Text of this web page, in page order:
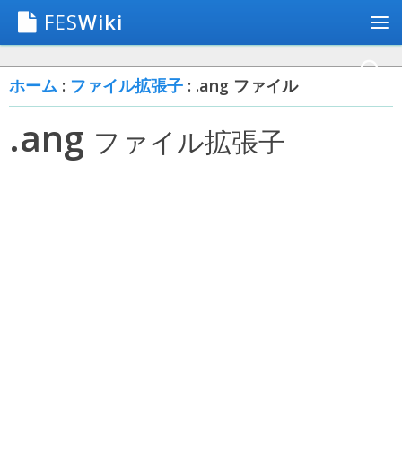
FESWiki
ホーム : ファイル拡張子 : .ang ファイル
.ang ファイル拡張子